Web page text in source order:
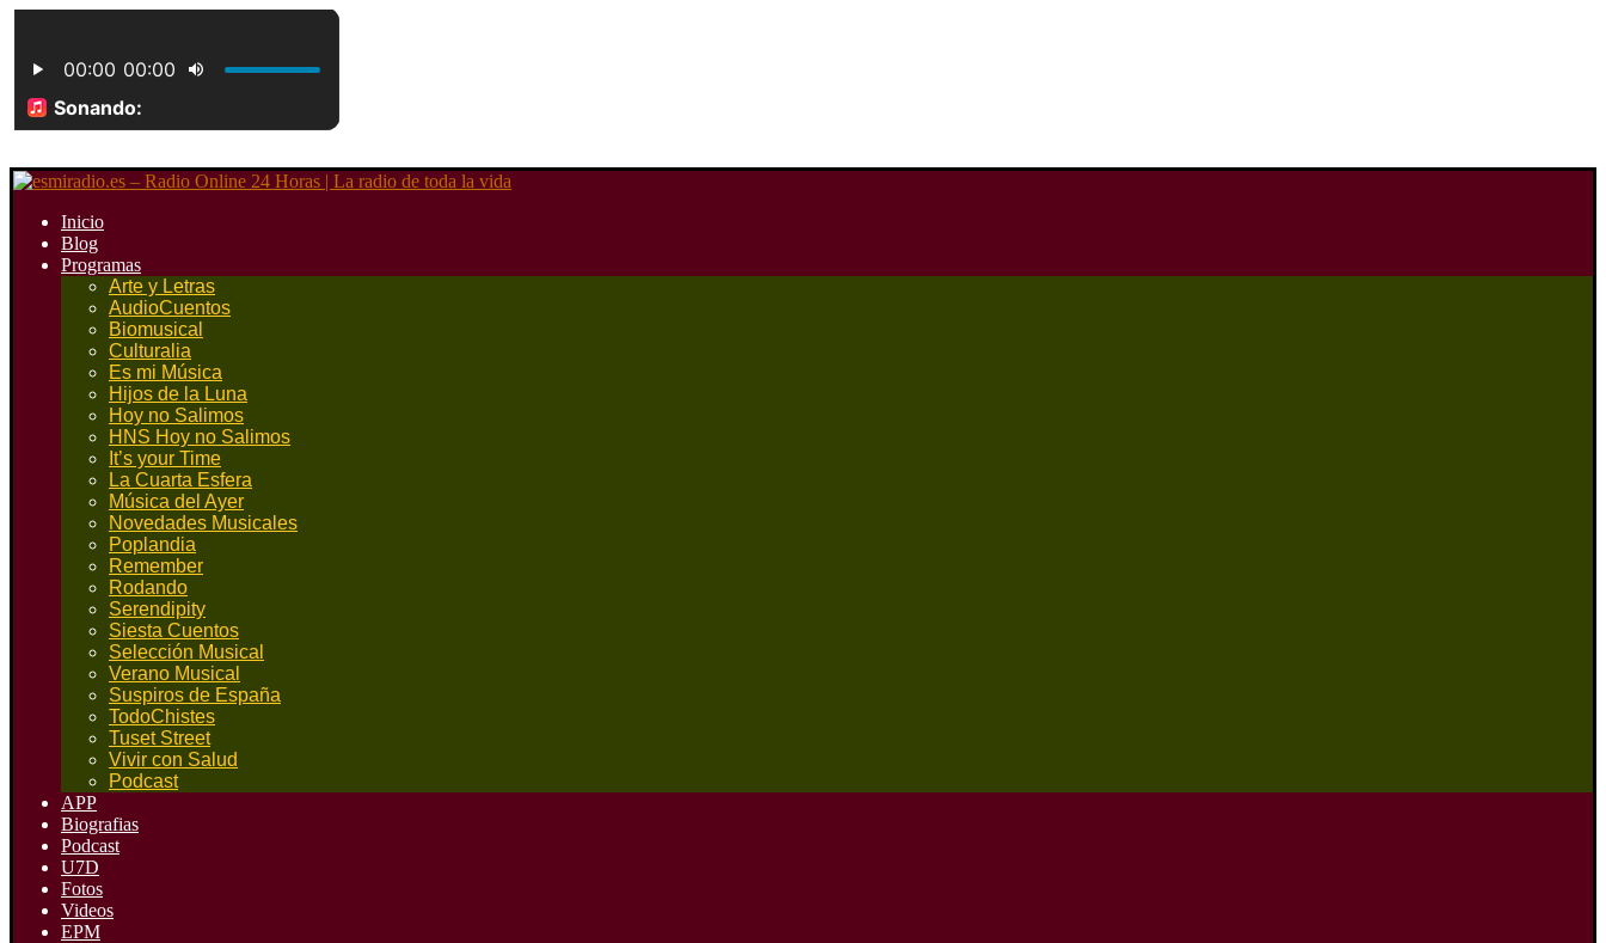
Inicio
Blog
Programas
Arte y Letras
AudioCuentos
Biomusical
Culturalia
Es mi Música
Hijos de la Luna
Hoy no Salimos
HNS Hoy no Salimos
It’s your Time
La Cuarta Esfera
Música del Ayer
Novedades Musicales
Poplandia
Remember
Rodando
Serendipity
Siesta Cuentos
Selección Musical
Verano Musical
Suspiros de España
TodoChistes
Tuset Street
Vivir con Salud
Podcast
APP
Biografias
Podcast
U7D
Fotos
Videos
EPM